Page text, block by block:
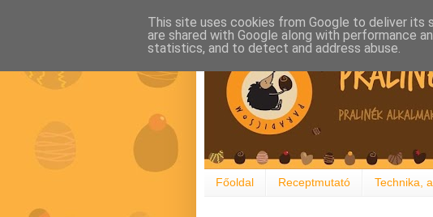
Főoldal Receptmutató Technika,
This site uses cookies from Google to deliver its
are shared with Google along with performance
statistics, and to detect and address abuse.